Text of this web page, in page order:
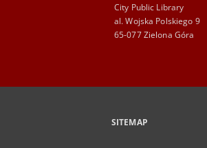
City Public Library
al. Wojska Polskiego 9
65-077 Zielona Góra
SITEMAP